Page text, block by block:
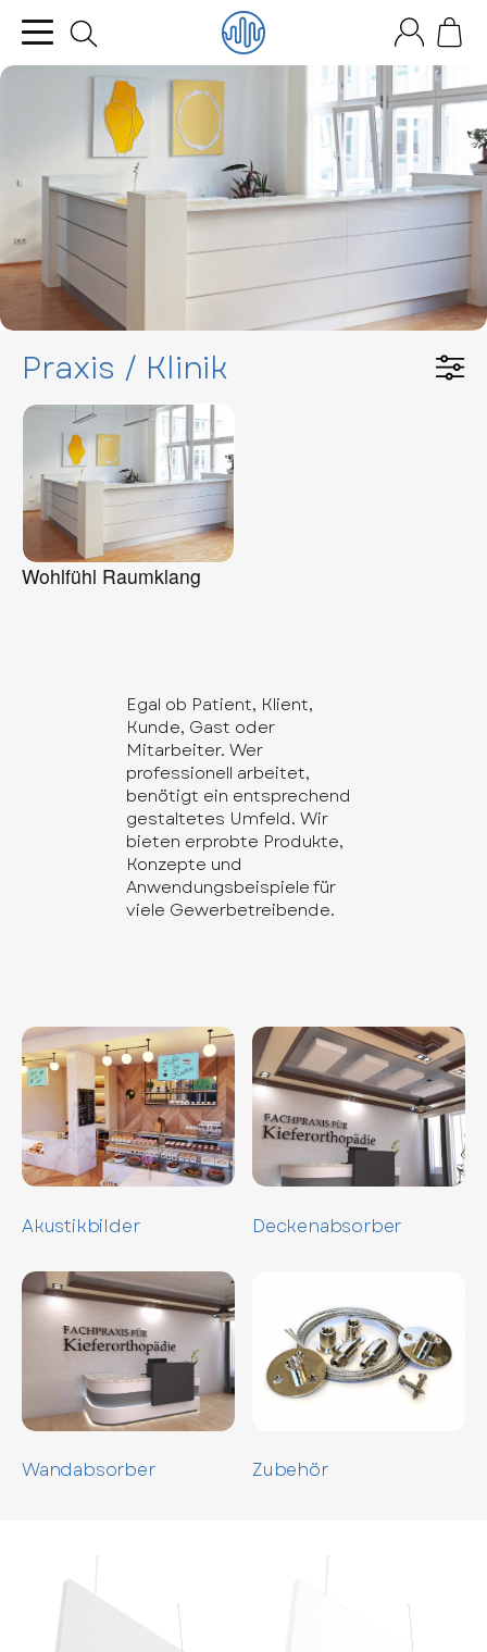
Praxis / Klinik
Wohlfühl Raumklang
Egal ob Patient, Klient,
Kunde, Gast oder
Mitarbeiter. Wer
professionell arbeitet,
benötigt ein entsprechend
gestaltetes Umfeld. Wir
bieten erprobte Produkte,
Konzepte und
Anwendungsbeispiele für
viele Gewerbetreibende.
Akustikbilder Deckenabsorber
Wandabsorber Zubehör